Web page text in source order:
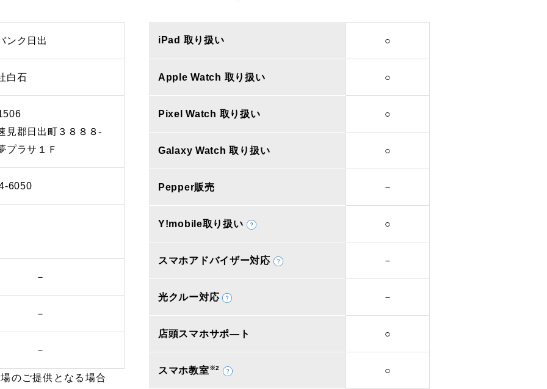
ンク日出
白石
見郡日出町３８８８‐
ラサ１Ｆ
6050
－
－
－
のご提供となる場合
iPad 取り扱い ○
Apple Watch 取り扱い ○
Pixel Watch 取り扱い ○
Galaxy Watch 取り扱い ○
Pepper販売 －
Y!mobile取り扱い ○
スマホアドバイザー対応 －
光クルー対応 －
店頭スマホサポ―ト ○
スマホ教室※2 ○